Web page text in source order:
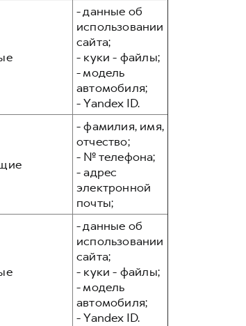
- данные об
использовании
сайта;
- куки - файлы;
- модель
автомобиля;
- Yandex ID.
- фамилия, имя,
отчество;
- № телефона;
- адрес
электронной
почты;
- данные об
использовании
сайта;
- куки - файлы;
- модель
автомобиля;
- Yandex ID.